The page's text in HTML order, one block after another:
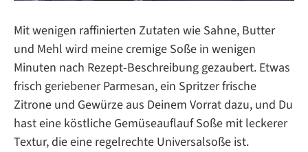
Mit wenigen raffinierten Zutaten wie Sahne, Butter
und Mehl wird meine cremige Soße in wenigen
Minuten nach Rezept-Beschreibung gezaubert. Etwas
frisch geriebener Parmesan, ein Spritzer frische
Zitrone und Gewürze aus Deinem Vorrat dazu, und Du
hast eine köstliche Gemüseauflauf Soße mit leckerer
Textur, die eine regelrechte Universalsoße ist.